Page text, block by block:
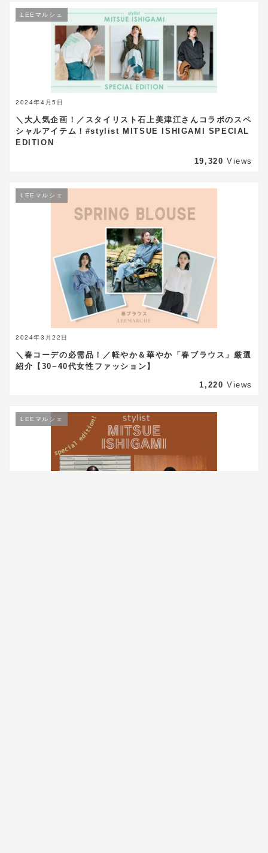
2024年4月5日
LEEマルシェ
＼大人気企画！／スタイリスト石上美津江さんコラボのスペ
シャルアイテム！#stylist MITSUE ISHIGAMI SPECIAL
EDITION
19,320 Views
2024年3月22日
LEEマルシェ
＼春コーデの必需品！／軽やか＆華やか「春ブラウス」厳選
紹介【30~40代女性ファッション】
1,220 Views
LEEマルシェ